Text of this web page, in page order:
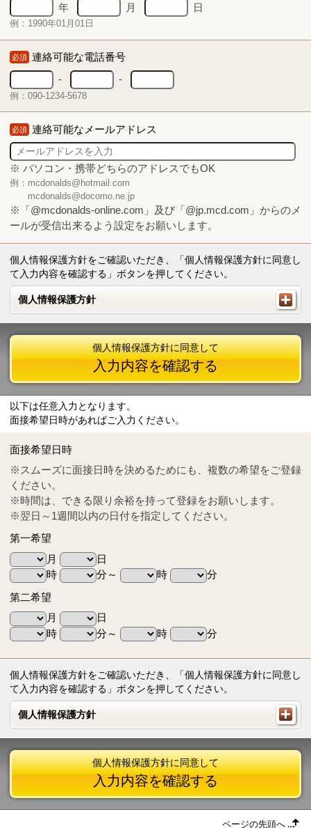
年
月 日
例：1990年01月01日
必須 連絡可能な電話番号
-
-
例：090-1234-5678
必須 連絡可能なメールアドレス
※ パソコン・携帯どちらのアドレスでもOK
例：mcdonalds@hotmail.com
mcdonalds@docomo.ne.jp
※「@mcdonalds-online.com」及び「@jp.mcd.com」からのメ
ールが受信出来るよう設定をお願いします。
個人情報保護方針をご確認いただき、「個人情報保護方針に同意し
て入力内容を確認する」ボタンを押してください。
個人情報保護方針
個人情報保護方針
Tel
0570-55-0314
個人情報保護方針に同意して
入力内容を確認する
以下は任意入力となります。
面接希望日時があればご入力ください。
面接希望日時
※スムーズに面接日時を決めるためにも、複数の希望をご登録
ください。
※時間は、できる限り余裕を持って登録をお願いします。
※翌日～1週間以内の日付を指定してください。
第一希望
月
日
時
分～ 時
分
第二希望
月
日
時
分～ 時 分
個人情報保護方針をご確認いただき、「個人情報保護方針に同意し
て入力内容を確認する」ボタンを押してください。
個人情報保護方針
個人情報保護方針
個人情報保護方針に同意して
入力内容を確認する
ページの先頭へ